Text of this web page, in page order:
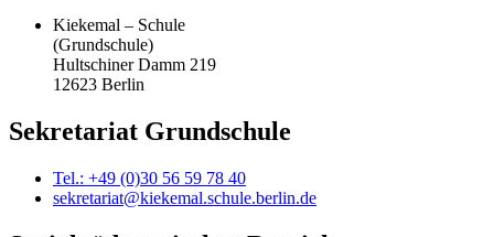
Kiekemal – Schule
(Grundschule)
Hultschiner Damm 219
12623 Berlin
Sekretariat Grundschule
Tel.: +49 (0)30 56 59 78 40
sekretariat@kiekemal.schule.berlin.de